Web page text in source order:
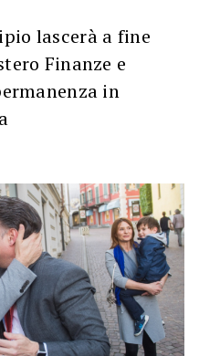
lascerà a fine
Finanze e
in